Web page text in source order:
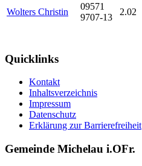
Wolters Christin
09571
9707-13
2.02
Quicklinks
Kontakt
Inhaltsverzeichnis
Impressum
Datenschutz
Erklärung zur Barrierefreiheit
Gemeinde Michelau i.OFr.